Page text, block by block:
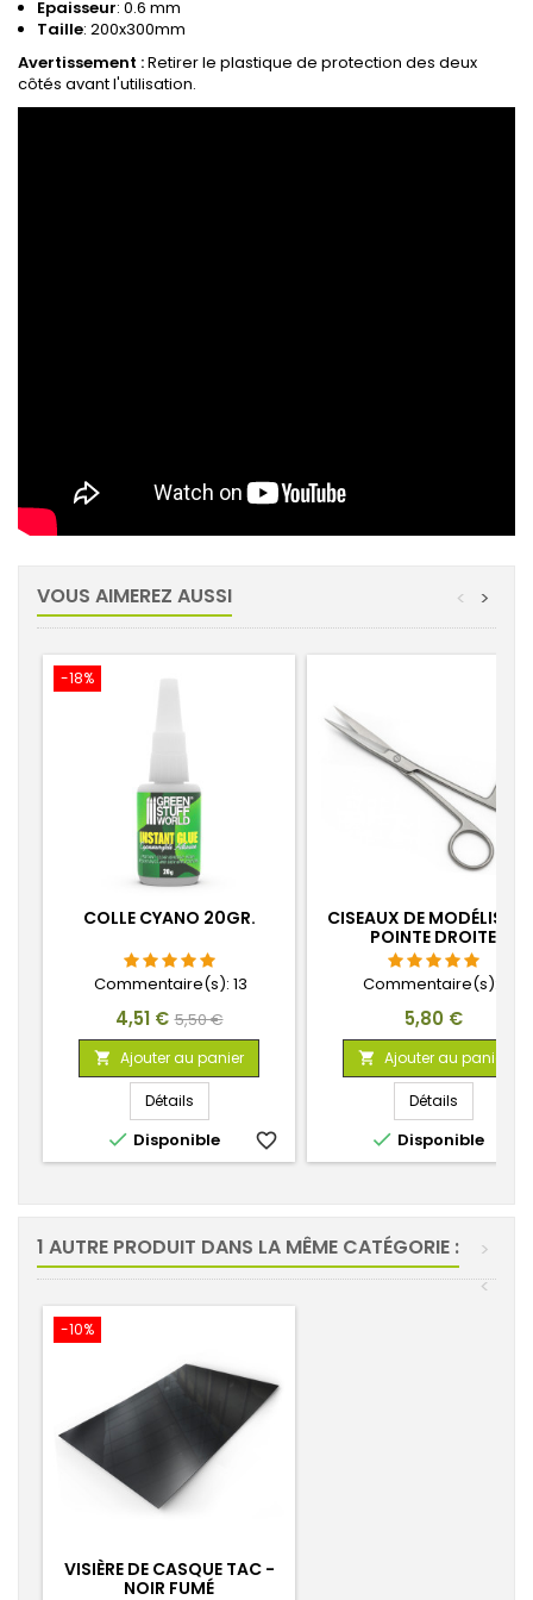
Epaisseur: 0.6 mm
Taille: 200x300mm
Avertissement :Retirer le plastique de protection des deux
côtés avant l'utilisation.
VOUS AIMEREZ AUSSI >
<
-18%
COLLE CYANO 20GR.
Commentaire(s): 13
Prix
4,51 € Prix
de
base
5,50 €
 Ajouter au panier
Détails
 Disponible favorite_border
CISEAUX DE
POINTE DROITE
Commentaire(s):
Prix
5,80 €
 Ajouter au panier
Détails
 Disponible
1 AUTRE PRODUIT DANS LA MÊME CATÉGORIE :
>
<
-10%
VISIÈRE DE CASQUE TAC -
NOIR FUMÉ